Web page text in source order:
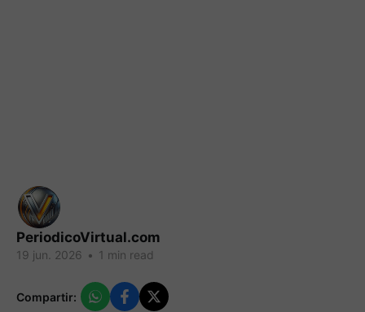
PeriodicoVirtual.com
19 jun. 2026 • 1 min read
Compartir: